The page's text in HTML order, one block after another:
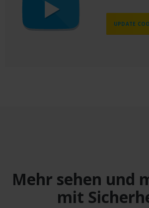
UPDATE
Mehr sehen und
mit